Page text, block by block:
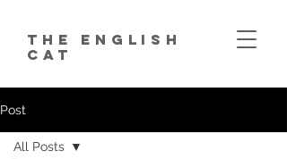
The English
Cat
Post
All Posts